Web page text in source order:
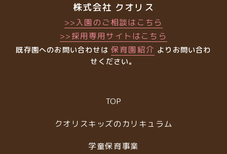
株式会社 クオリス
>>入園のご相談はこちら
>>採用専用サイトはこちら
既存園へのお問い合わせは 保育園紹介 よりお問い合わ
せください。
TOP
クオリスキッズのカリキュラム
学童保育事業